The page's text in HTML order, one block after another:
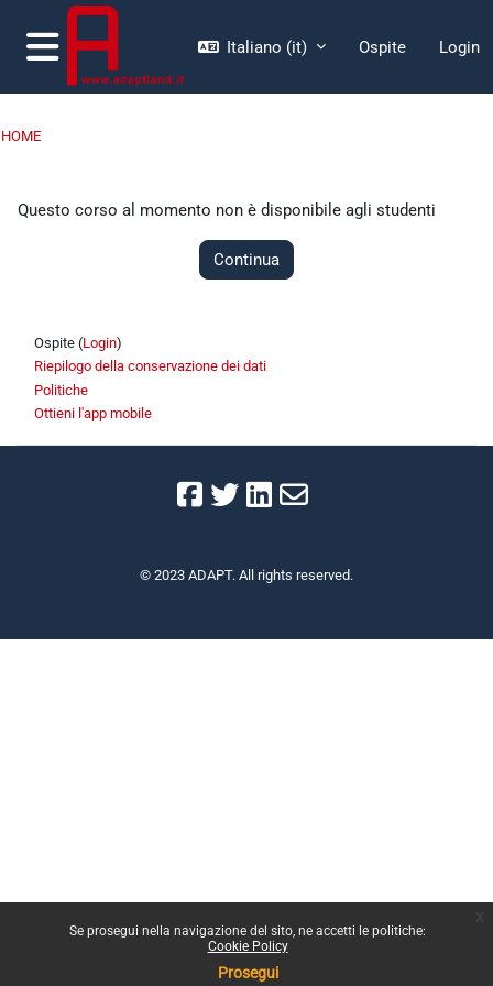
Vai al contenuto principale
Se prosegui nella navigazione del sito, ne accetti le politiche:
Cookie Policy
Prosegui
Pannello laterale
Italiano ‎(it)‎ Ospite Login
HOME
Questo corso al momento non è disponibile agli studenti
Continua
Ospite (Login)
Riepilogo della conservazione dei dati
Politiche
Ottieni l'app mobile
© 2023 ADAPT. All rights reserved.